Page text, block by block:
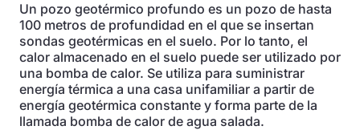
Un pozo geotérmico profundo es un pozo de hasta
100 metros de profundidad en el que se insertan
sondas geotérmicas en el suelo. Por lo tanto, el
calor almacenado en el suelo puede ser utilizado por
una bomba de calor. Se utiliza para suministrar
energía térmica a una casa unifamiliar a partir de
energía geotérmica constante y forma parte de la
llamada bomba de calor de agua salada.